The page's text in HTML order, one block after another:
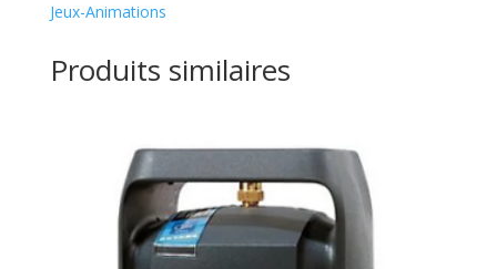
papa
500g
Jeux-Animations
Produits similaires